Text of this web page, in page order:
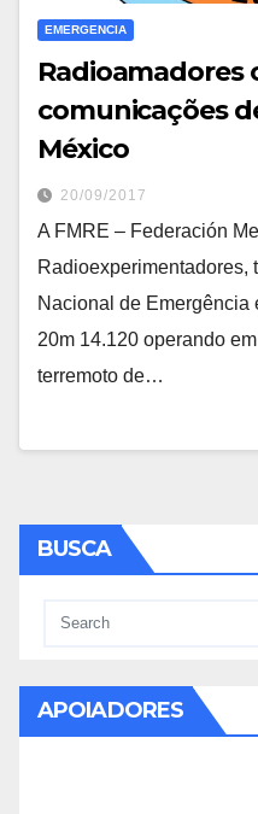
EMERGENCIA
Radioamadores
comunicações
México
20/09/2017
A FMRE – Federación
Radioexperimentadores,
Nacional de Emergência
20m 14.120 operando
terremoto de…
BUSCA
APOIADORES